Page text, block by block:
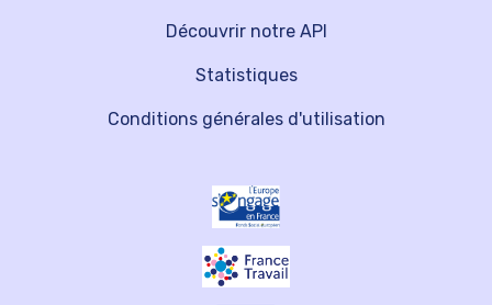
Découvrir notre API
Statistiques
Conditions générales d'utilisation